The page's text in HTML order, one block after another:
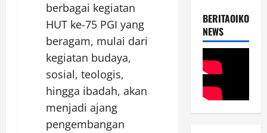
berbagai kegiatan
HUT ke-75 PGI yang
beragam, mulai dari
kegiatan budaya,
sosial, teologis,
hingga ibadah, akan
menjadi ajang
pengembangan
NEWS